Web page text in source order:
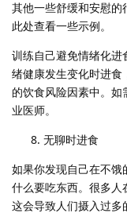
其他一些舒缓和安慰
此处查看一些示例。
训练自己避免情绪化
绪健康发生变化时进食
的饮食风险因素中。
业医师。
无聊时进食
如果你发现自己在不饿
什么要吃东西。很多人
这会导致人们摄入过多